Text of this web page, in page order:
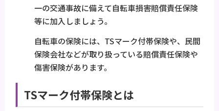
一の交通事故に備えて自転車損害賠償責任保険
等に加入しましょう。
自転車の保険には、TSマーク付帯保険や、民間
保険会社などが取り扱っている賠償責任保険や
傷害保険があります。
TSマーク付帯保険とは